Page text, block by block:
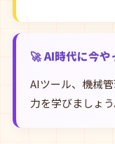
🚀 AI時代に今や
AIツール、機械
力を学びましょう